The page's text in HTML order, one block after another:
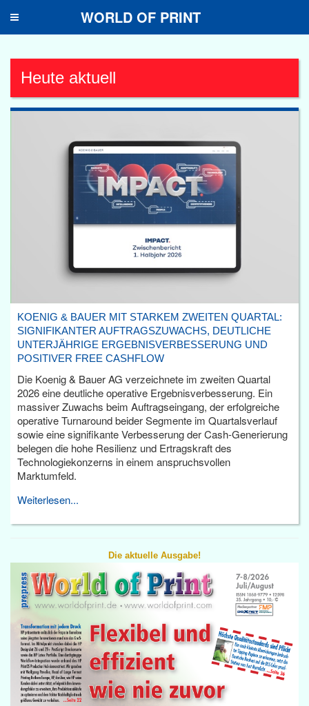
Toggle
WORLD OF PRINT
Heute aktuell
KOENIG & BAUER MIT STARKEM ZWEITEN QUARTAL:
SIGNIFIKANTER AUFTRAGSZUWACHS, DEUTLICHE
UNTERJÄHRIGE ERGEBNISVERBESSERUNG UND
POSITIVER FREE CASHFLOW
Die Koenig & Bauer AG verzeichnete im zweiten Quartal
2026 eine deutliche operative Ergebnisverbesserung. Ein
massiver Zuwachs beim Auftragseingang, der erfolgreiche
operative Turnaround beider Segmente im Quartalsverlauf
sowie eine signifikante Verbesserung der Cash-Generierung
belegen die hohe Resilienz und Ertragskraft des
Technologiekonzerns in einem anspruchsvollen
Marktumfeld.
Weiterlesen...
Die aktuelle Ausgabe!